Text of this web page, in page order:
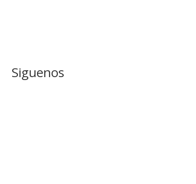
Siguenos